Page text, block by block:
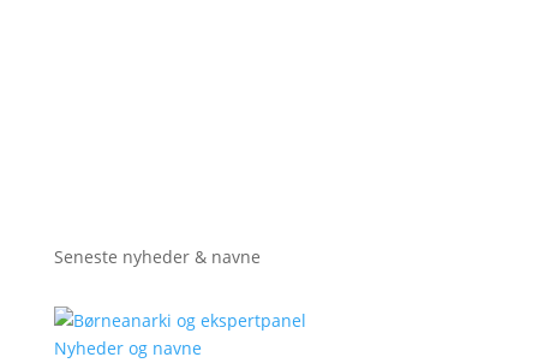
Seneste nyheder & navne
Nyheder og navne